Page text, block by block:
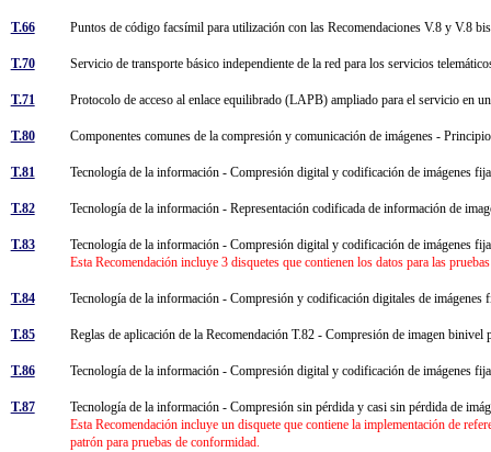
T.66 Puntos de código facsímil para utilización con las Recomendaciones V.8 y V.8
T.70 Servicio de transporte básico independiente de la red para los servicios
T.71 Protocolo de acceso al enlace equilibrado (LAPB) ampliado para el servicio en
T.80 Componentes comunes de la compresión y comunicación de imágenes -
T.81 Tecnología de la información - Compresión digital y codificación de imágenes
T.82 Tecnología de la información - Representación codificada de información de
T.83
Tecnología de la información - Compresión digital y codificación de imágenes
Esta Recomendación incluye 3 disquetes que contienen los datos para las
T.84 Tecnología de la información - Compresión y codificación digitales de
T.85 Reglas de aplicación de la Recomendación T.82 - Compresión de imagen
T.86 Tecnología de la información - Compresión digital y codificación de imágenes
T.87
Tecnología de la información - Compresión sin pérdida y casi sin pérdida de
Esta Recomendación incluye un disquete que contiene la implementación de
patrón para pruebas de conformidad.